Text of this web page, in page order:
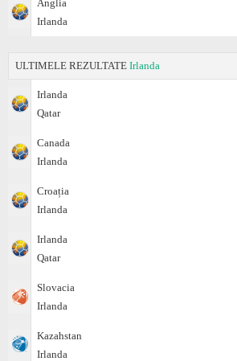
Anglia
Irlanda
ULTIMELE REZULTATE Irlanda
Irlanda
Qatar
Canada
Irlanda
Croația
Irlanda
Irlanda
Qatar
Slovacia
Irlanda
Kazahstan
Irlanda